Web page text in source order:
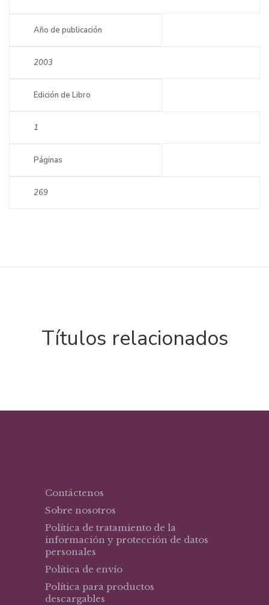
Año de publicación
2003
Edición de Libro
1
Páginas
269
Títulos relacionados
Contáctenos
Sobre nosotros
Política de tratamiento de la
información y protección de datos
personales
Política de envío
Política para productos
descargables